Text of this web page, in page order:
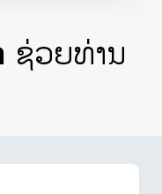
ຊ່ວຍທ່ານ